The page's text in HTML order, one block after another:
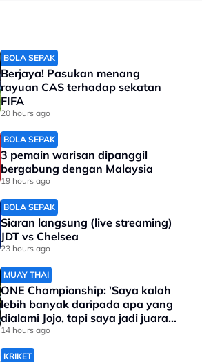
BOLA SEPAK
Berjaya! Pasukan menang
rayuan CAS terhadap sekatan
FIFA
20 hours ago
BOLA SEPAK
3 pemain warisan dipanggil
bergabung dengan Malaysia
19 hours ago
BOLA SEPAK
Siaran langsung (live streaming)
JDT vs Chelsea
23 hours ago
MUAY THAI
ONE Championship: 'Saya kalah
lebih banyak daripada apa yang
dialami Jojo, tapi saya jadi juara
dunia'
14 hours ago
KRIKET